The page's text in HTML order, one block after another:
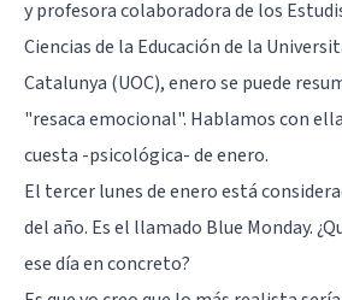
y profesora colaboradora de los
Ciencias de la Educación de la
Catalunya (UOC), enero se puede
"resaca emocional". Hablamos con
cuesta -psicológica- de enero.
El tercer lunes de enero está
del año. Es el llamado Blue Monday.
ese día en concreto?